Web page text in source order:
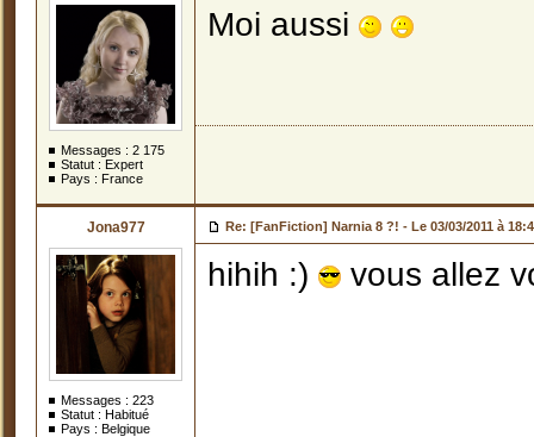
Messages : 2 175
Statut : Expert
Pays : France
Moi aussi
Jona977
Messages : 223
Statut : Habitué
Pays : Belgique
Re: [FanFiction] Narnia 8 ?! - Le 03/03/2011 à
hihih :) vous allez